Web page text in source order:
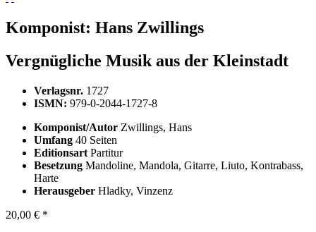
Komponist: Hans Zwillings
Vergnügliche Musik aus der Kleinstadt
Verlagsnr. 1727
ISMN: 979-0-2044-1727-8
Komponist/Autor Zwillings, Hans
Umfang 40 Seiten
Editionsart Partitur
Besetzung Mandoline, Mandola, Gitarre, Liuto, Kontrabass,
Harte
Herausgeber Hladky, Vinzenz
20,00 € *